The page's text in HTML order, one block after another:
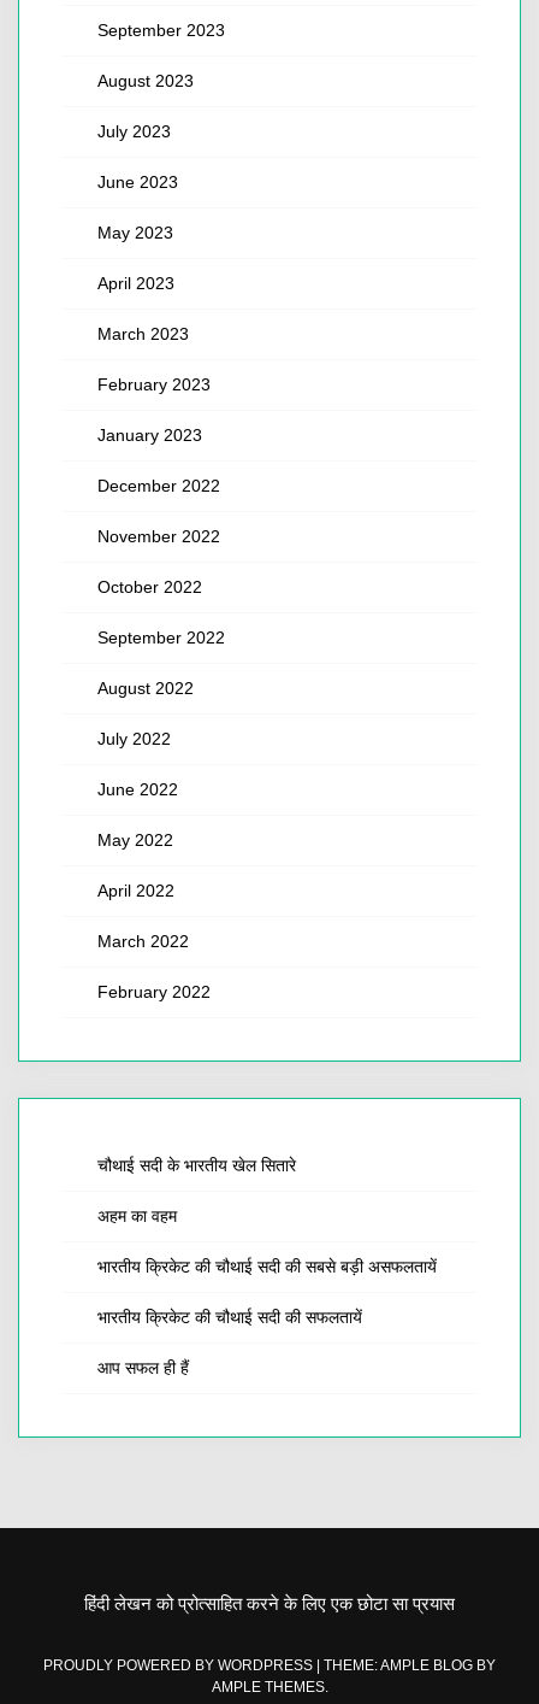
September 2023
August 2023
July 2023
June 2023
May 2023
April 2023
March 2023
February 2023
January 2023
December 2022
November 2022
October 2022
September 2022
August 2022
July 2022
June 2022
May 2022
April 2022
March 2022
February 2022
चौथाई सदी के भारतीय खेल सितारे
अहम का वहम
भारतीय क्रिकेट की चौथाई सदी की सबसे बड़ी असफलतायें
भारतीय क्रिकेट की चौथाई सदी की सफलतायें
आप सफल ही हैं
हिंदी लेखन को प्रोत्साहित करने के लिए एक छोटा सा प्रयास
PROUDLY POWERED BY WORDPRESS
THEME: AMPLE BLOG BY
AMPLE THEMES.